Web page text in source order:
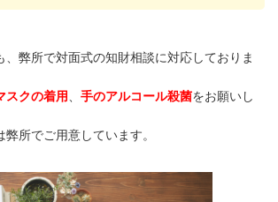
、弊所で対面式の知財相談に対応しておりま
スクの着用 手のアルコール殺菌をお願いし
弊所でご用意しています。